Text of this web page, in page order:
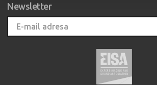
Newsletter